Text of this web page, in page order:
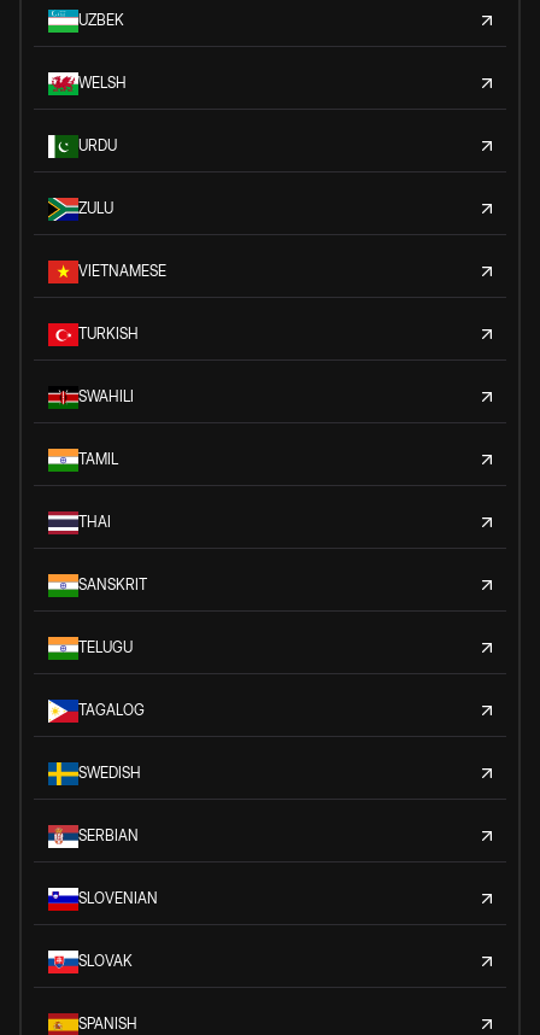
UZBEK
WELSH
URDU
ZULU
VIETNAMESE
TURKISH
SWAHILI
TAMIL
THAI
SANSKRIT
TELUGU
TAGALOG
SWEDISH
SERBIAN
SLOVENIAN
SLOVAK
SPANISH